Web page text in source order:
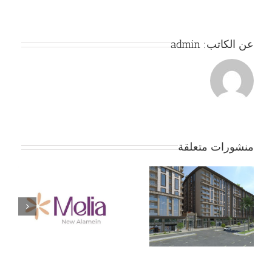
عن الكاتب: admin
منشورات متعلقة
جمعية بداية – الموقف
الان … لا تفاوض إلا بعد